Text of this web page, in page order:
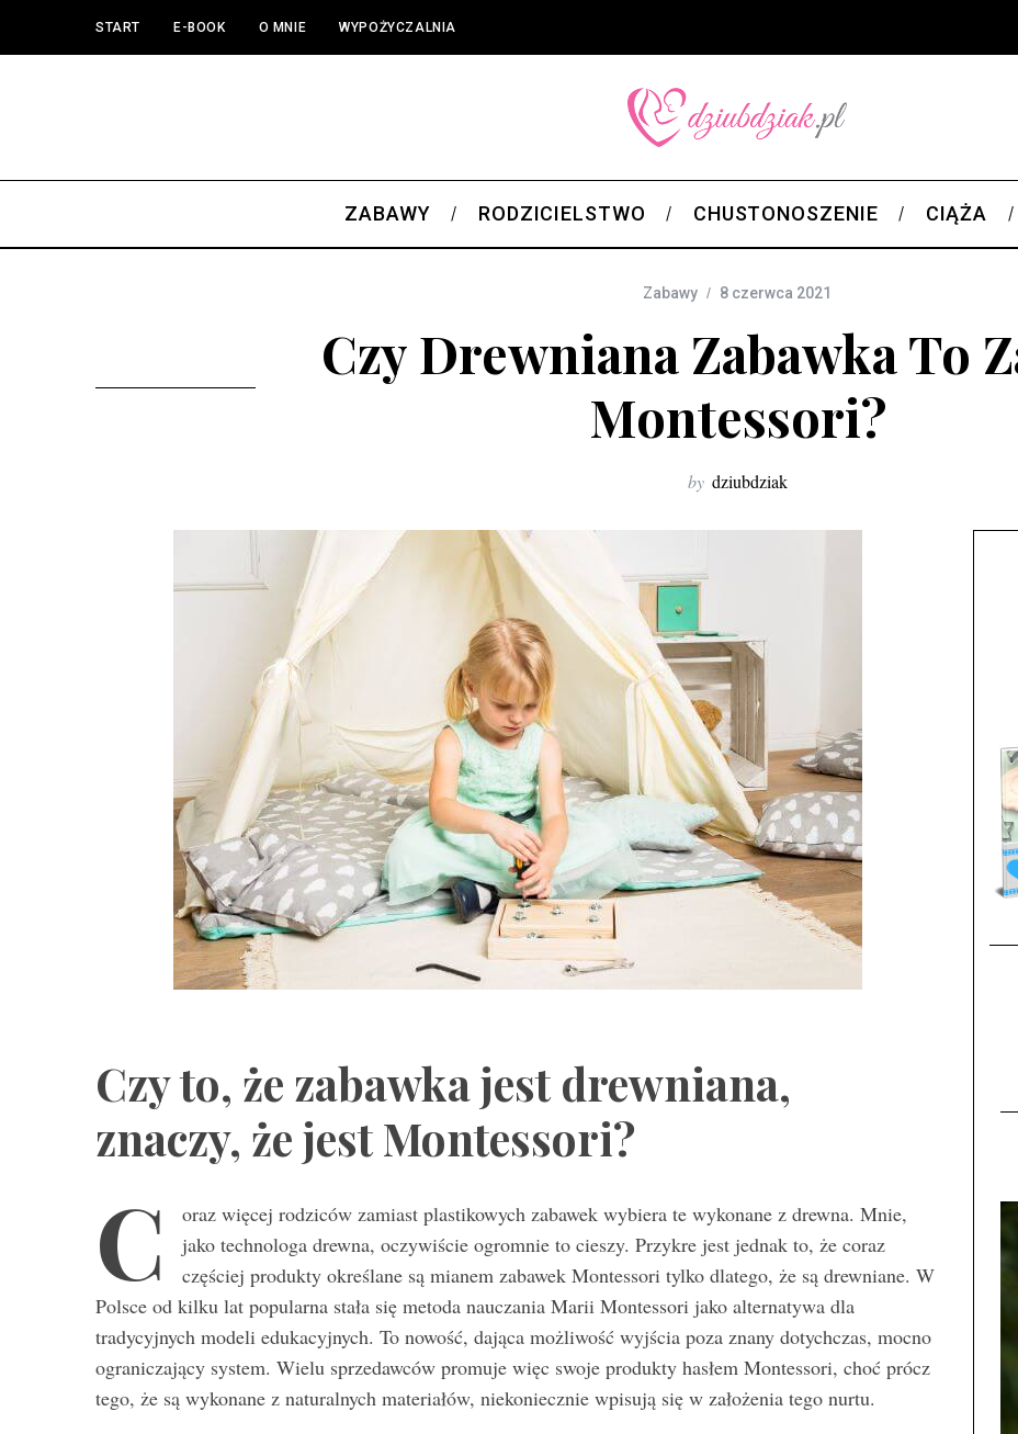
START E-BOOK O MNIE WYPOŻYCZALNIA
ZABAWY RODZICIELSTWO CHUSTONOSZENIE CIĄŻA
Zabawy 8 czerwca 2021
Czy Drewniana Zabawka To
Montessori?
by dziubdziak
Czy to, że zabawka jest drewniana,
znaczy, że jest Montessori?
C
oraz więcej rodziców zamiast plastikowych zabawek wybiera te wykonane z drewna. Mnie,
jako technologa drewna, oczywiście ogromnie to cieszy. Przykre jest jednak to, że coraz
częściej produkty określane są mianem zabawek Montessori tylko dlatego, że są drewniane. W
Polsce od kilku lat popularna stała się metoda nauczania Marii Montessori jako alternatywa dla
tradycyjnych modeli edukacyjnych. To nowość, dająca możliwość wyjścia poza znany dotychczas, mocno
ograniczający system. Wielu sprzedawców promuje więc swoje produkty hasłem Montessori, choć prócz
tego, że są wykonane z naturalnych materiałów, niekoniecznie wpisują się w założenia tego nurtu.